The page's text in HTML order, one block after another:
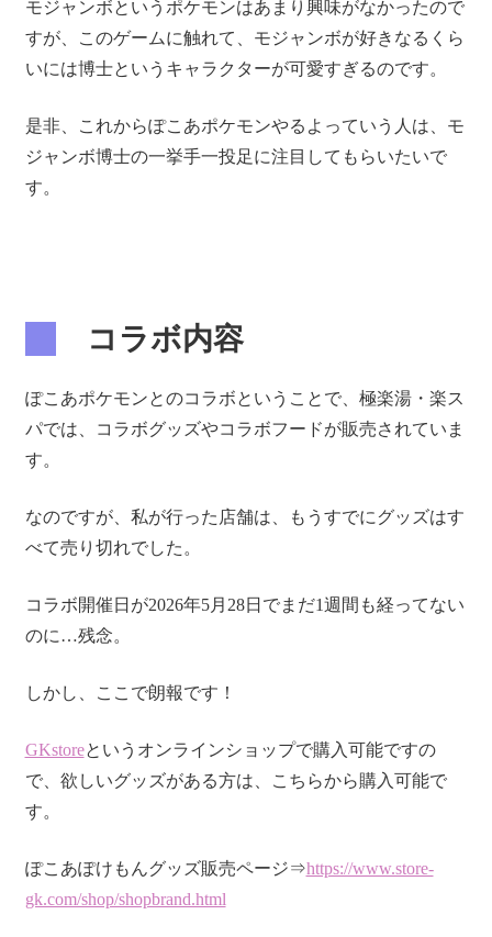
モジャンボというポケモンはあまり興味がなかったので
すが、このゲームに触れて、モジャンボが好きなるくら
いには博士というキャラクターが可愛すぎるのです。
是非、これからぽこあポケモンやるよっていう人は、モ
ジャンボ博士の一挙手一投足に注目してもらいたいで
す。
コラボ内容
ぽこあポケモンとのコラボということで、極楽湯・楽ス
パでは、コラボグッズやコラボフードが販売されていま
す。
なのですが、私が行った店舗は、もうすでにグッズはす
べて売り切れでした。
コラボ開催日が2026年5月28日でまだ1週間も経ってない
のに…残念。
しかし、ここで朗報です！
GKstoreというオンラインショップで購入可能ですの
で、欲しいグッズがある方は、こちらから購入可能で
す。
ぽこあぽけもんグッズ販売ページ⇒https://www.store-
gk.com/shop/shopbrand.html